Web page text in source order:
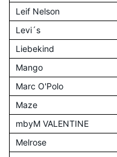
Leif Nelson
Levi´s
Liebekind
Mango
Marc O'Polo
Maze
mbyM VALENTINE
Melrose